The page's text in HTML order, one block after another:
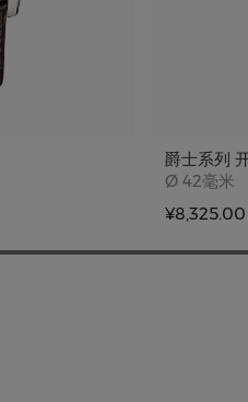
爵士系列
Ø Case
42毫米
¥8,325.00